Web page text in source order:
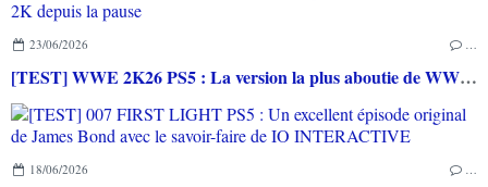
23/06/2026
[TEST] WWE 2K26 PS5 : La version la plus aboutie de WWE 2K depuis la pause
18/06/2026